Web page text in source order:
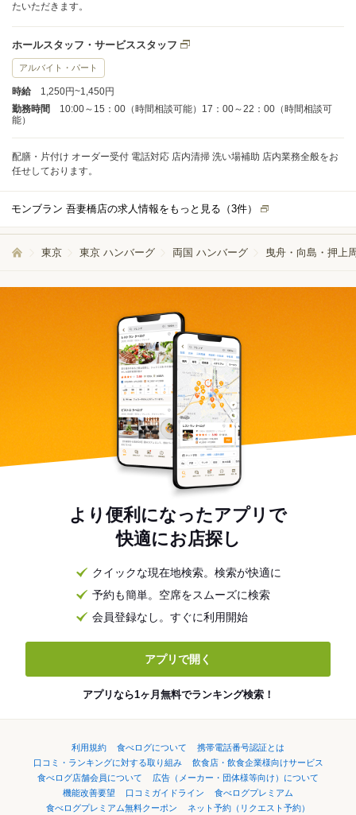
たいただきます。
ホールスタッフ・サービススタッフ
アルバイト・パート
時給
1,250円~1,450円
勤務時間
10:00～15：00（時間相談可能）17：00～22：00（時間相談可
能）
配膳・片付け オーダー受付 電話対応 店内清掃 洗い場補助 店内業務全般をお
任せしております。
モンブラン 吾妻橋店の求人情報をもっと見る（3件）
東京 東京 ハンバーグ 両国 ハンバーグ 曳舟・向島・押上
より便利になったアプリで
快適にお店探し
クイックな現在地検索。検索が快適に
予約も簡単。空席をスムーズに検索
会員登録なし。すぐに利用開始
アプリで開く
アプリなら1ヶ月無料でランキング検索！
利用規約 食べログについて
携帯電話番号認証とは
口コミ・ランキングに対する取り組み
飲食店・飲食企業様向けサービス
食べログ店舗会員について
広告（メーカー・団体様等向け）について
機能改善要望
口コミガイドライン
食べログプレミアム
食べログプレミアム無料クーポン
ネット予約（リクエスト予約）